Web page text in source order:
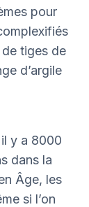
pour
tiges de
d’argile
y a 8000
dans la
Âge, les
si l’on